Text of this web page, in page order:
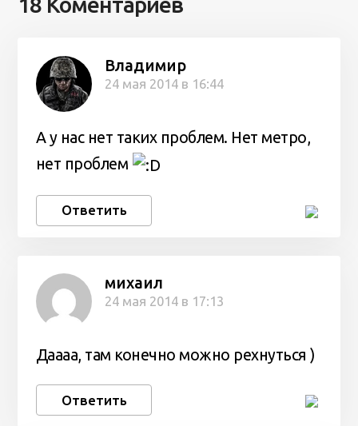
Владимир
24 мая 2014 в 16:44
А у нас нет таких проблем. Нет метро,
нет проблем
Ответить
михаил
24 мая 2014 в 17:13
Даааа, там конечно можно рехнуться )
Ответить